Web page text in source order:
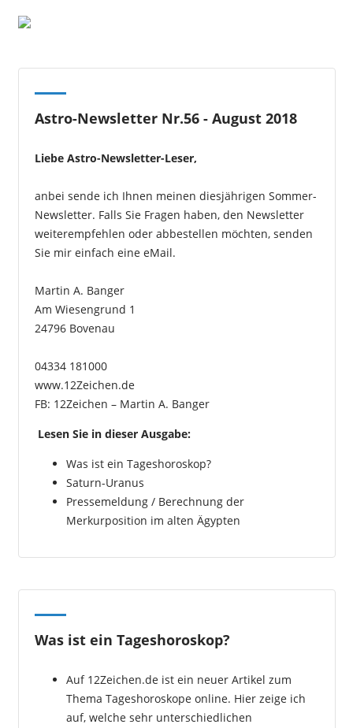
Astro-Newsletter Nr.56 - August 2018
Liebe Astro-Newsletter-Leser,
anbei sende ich Ihnen meinen diesjährigen Sommer-
Newsletter. Falls Sie Fragen haben, den Newsletter
weiterempfehlen oder abbestellen möchten, senden
Sie mir einfach eine eMail.
Martin A. Banger
Am Wiesengrund 1
24796 Bovenau
04334 181000
www.12Zeichen.de
FB: 12Zeichen – Martin A. Banger
Lesen Sie in dieser Ausgabe:
Was ist ein Tageshoroskop?
Saturn-Uranus
Pressemeldung / Berechnung der
Merkurposition im alten Ägypten
Was ist ein Tageshoroskop?
Auf 12Zeichen.de ist ein neuer Artikel zum
Thema Tageshoroskope online. Hier zeige ich
auf, welche sehr unterschiedlichen